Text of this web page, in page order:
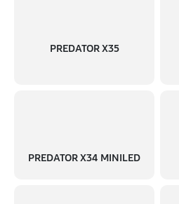
PREDATOR X35
PREDATOR X34 MINILED